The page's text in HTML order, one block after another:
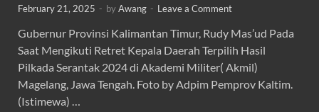
February 21, 2025 - byAwang - Leave a Comment
Gubernur Provinsi Kalimantan Timur, Rudy Mas’ud Pada
Saat Mengikuti Retret Kepala Daerah Terpilih Hasil
Pilkada Serantak 2024 di Akademi Militer( Akmil)
Magelang, Jawa Tengah. Foto by Adpim Pemprov Kaltim.
(Istimewa) …